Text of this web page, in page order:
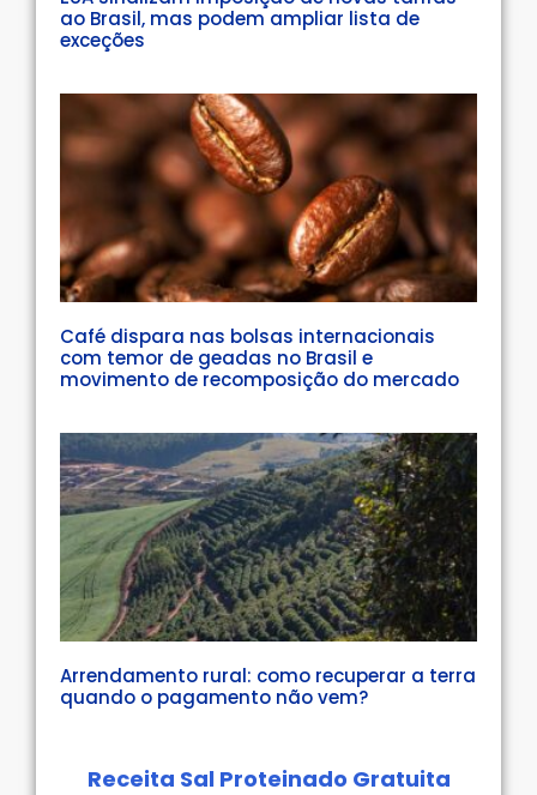
ao Brasil, mas podem ampliar lista de
exceções
Café dispara nas bolsas internacionais
com temor de geadas no Brasil e
movimento de recomposição do mercado
Arrendamento rural: como recuperar a terra
quando o pagamento não vem?
Receita Sal Proteinado Gratuita